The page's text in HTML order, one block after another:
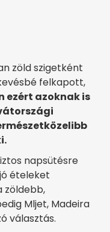
zöld szigetként
felkapott,
ezért azoknak is
napsütésre
ételeket
zöldebb,
Mljet, Madeira
választás.